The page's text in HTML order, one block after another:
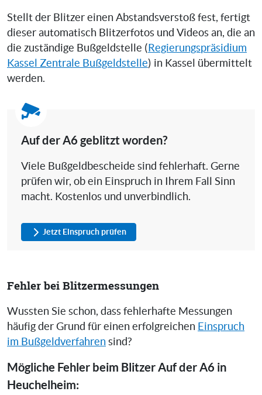
Stellt der Blitzer einen Abstandsverstoß fest, fertigt
dieser automatisch Blitzerfotos und Videos an, die an
die zuständige Bußgeldstelle ( Regierungspräsidium
Kassel Zentrale Bußgeldstelle) in Kassel übermittelt
werden.
Auf der A6 geblitzt worden?
Viele Bußgeldbescheide sind fehlerhaft. Gerne
prüfen wir, ob ein Einspruch in Ihrem Fall Sinn
macht. Kostenlos und unverbindlich.
Jetzt Einspruch prüfen
Fehler bei Blitzermessungen
Wussten Sie schon, dass fehlerhafte Messungen
häufig der Grund für einen erfolgreichen Einspruch
im Bußgeldverfahren sind?
Mögliche Fehler beim Blitzer Auf der A6 in
Heuchelheim: